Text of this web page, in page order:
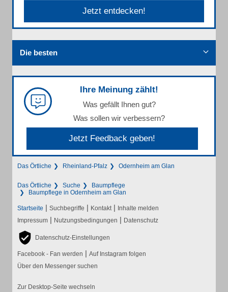
Jetzt entdecken!
Die besten
Ihre Meinung zählt!
Was gefällt Ihnen gut?
Was sollen wir verbessern?
Jetzt Feedback geben!
Das Örtliche Rheinland-Pfalz Odernheim am Glan
Das Örtliche Suche
Baumpflege
Baumpflege in Odernheim am Glan
Startseite | Suchbegriffe | Kontakt | Inhalte melden
Impressum | Nutzungsbedingungen | Datenschutz
Datenschutz-Einstellungen
Facebook - Fan werden | Auf Instagram folgen
Über den Messenger suchen
Zur Desktop-Seite wechseln